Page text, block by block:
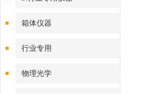
箱体仪器
行业专用
物理光学